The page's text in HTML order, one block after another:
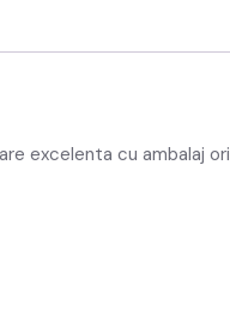
excelenta cu ambalaj